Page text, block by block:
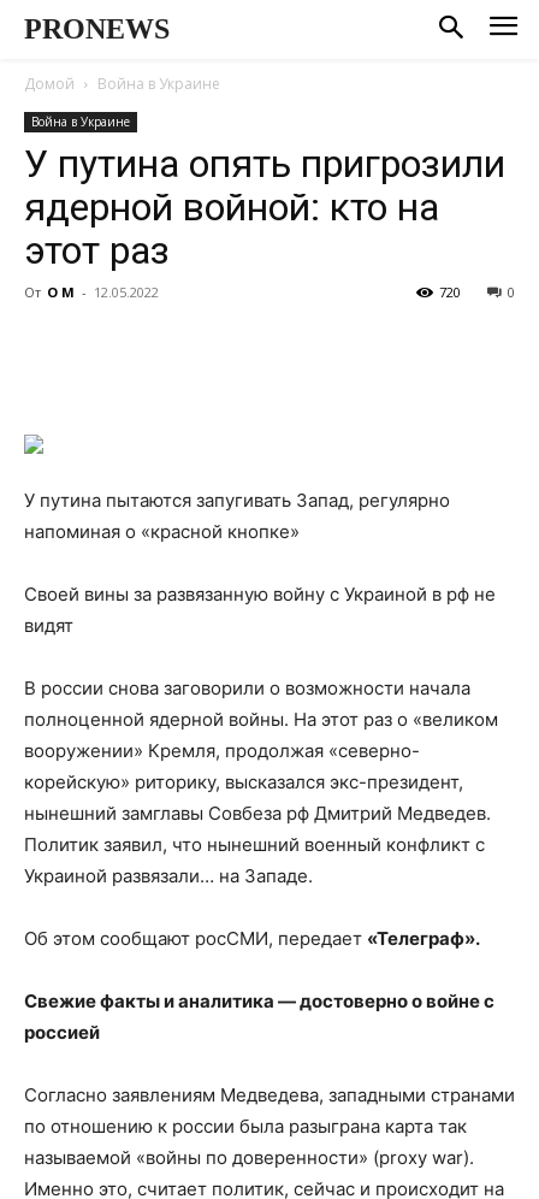
PRONEWS
Домой Война в Украине
Война в Украине
У путина опять пригрозили
ядерной войной: кто на
этот раз
От О М - 12.05.2022 0
720
У путина пытаются запугивать Запад, регулярно
напоминая о «красной кнопке»
Своей вины за развязанную войну с Украиной в рф не
видят
В россии снова заговорили о возможности начала
полноценной ядерной войны. На этот раз о «великом
вооружении» Кремля, продолжая «северно-
корейскую» риторику, высказался экс-президент,
нынешний замглавы Совбеза рф Дмитрий Медведев.
Политик заявил, что нынешний военный конфликт с
Украиной развязали… на Западе.
Об этом сообщают росСМИ, передает «Телеграф».
Свежие факты и аналитика — достоверно о войне с
россией
Согласно заявлениям Медведева, западными странами
по отношению к россии была разыграна карта так
называемой «войны по доверенности» (proxy war).
Именно это, считает политик, сейчас и происходит на